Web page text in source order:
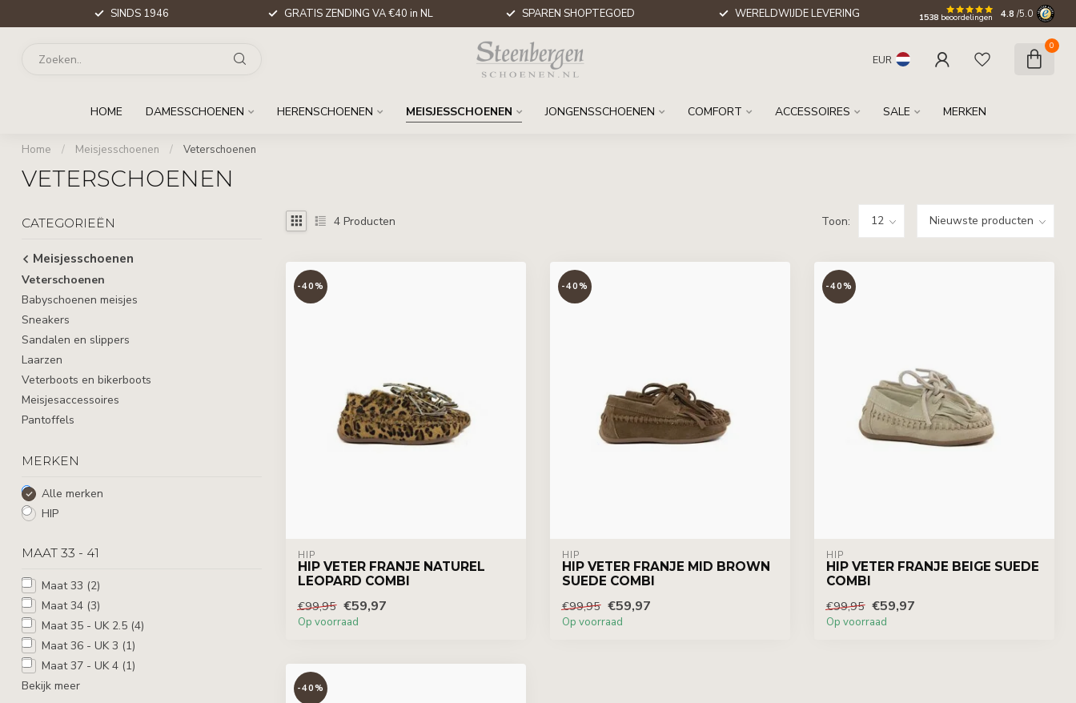
SINDS 1946 GRATIS ZENDING VA €40 in NL SPAREN SHOPTEGOED WERELDWIJDE LEVERING 1538 beoordelingen 4.8 /5.0
EUR
0
HOME DAMESSCHOENEN HERENSCHOENEN MEISJESSCHOENEN JONGENSSCHOENEN COMFORT ACCESSOIRES SALE MERKEN
Home / Meisjesschoenen / Veterschoenen
VETERSCHOENEN
CATEGORIEËN
Meisjesschoenen
Veterschoenen
Babyschoenen meisjes
Sneakers
Sandalen en slippers
Laarzen
Veterboots en bikerboots
Meisjesaccessoires
Pantoffels
MERKEN
Alle merken
HIP
MAAT 33 - 41
Maat 33 (2)
Maat 34 (3)
Maat 35 - UK 2.5 (4)
Maat 36 - UK 3 (1)
Maat 37 - UK 4 (1)
Bekijk meer
4 Producten Toon:
-40%
HIP
HIP VETER FRANJE NATUREL
LEOPARD COMBI
€99,95 €59,97
Op voorraad
-40%
HIP
HIP VETER FRANJE MID BROWN
SUEDE COMBI
€99,95 €59,97
Op voorraad
-40%
HIP
HIP VETER FRANJE BEIGE SUEDE
COMBI
€99,95 €59,97
Op voorraad
-40%